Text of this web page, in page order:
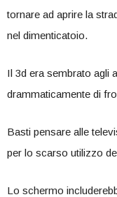
tornare ad aprire la
nel dimenticatoio.
Il 3d era sembrato agli
drammaticamente di
Basti pensare alle
per lo scarso utilizzo
Lo schermo